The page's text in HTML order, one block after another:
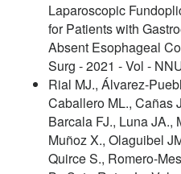
Laparoscopic
for Patients with
Absent Esophageal
Surg - 2021 - Vol -
Rial MJ., Álvarez-
Caballero ML., Cañas
Barcala FJ., Luna JA.,
Muñoz X., Olaguibel
Quirce S., Romero-